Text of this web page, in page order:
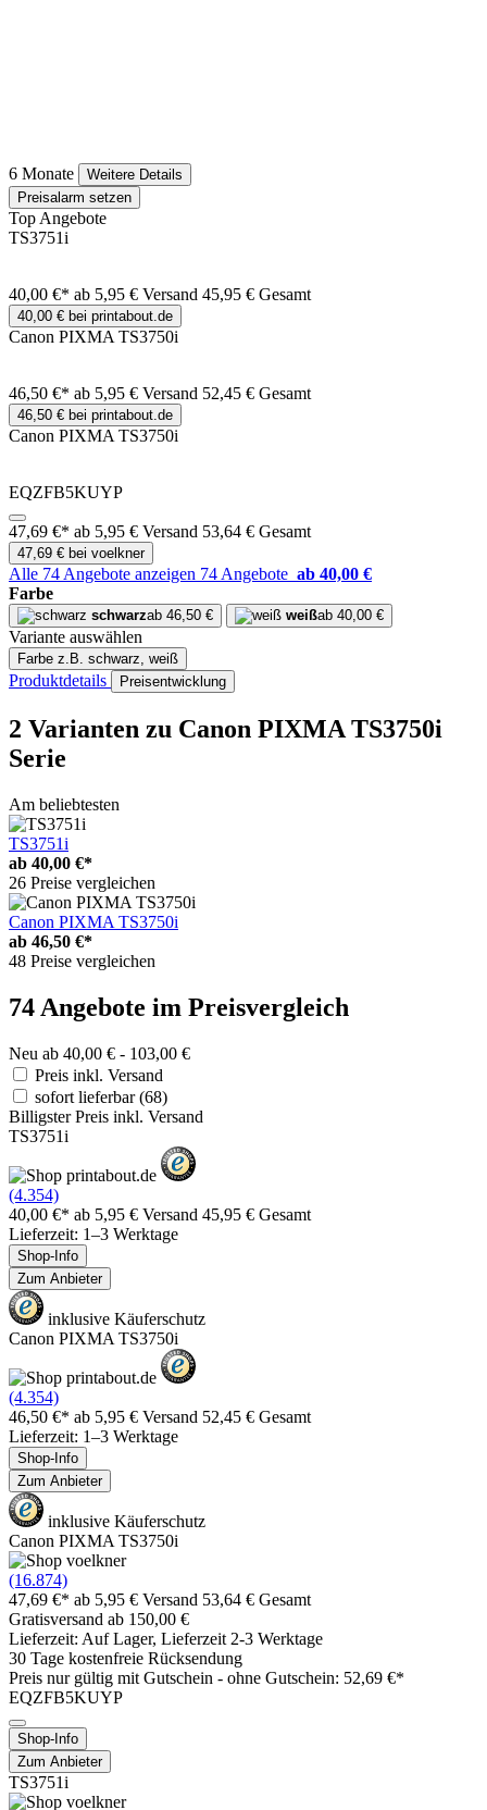
6 Monate
Weitere Details
Preisalarm setzen
Top Angebote
TS3751i
40,00 €* ab 5,95 € Versand 45,95 € Gesamt
40,00 € bei printabout.de
Canon PIXMA TS3750i
46,50 €* ab 5,95 € Versand 52,45 € Gesamt
46,50 € bei printabout.de
Canon PIXMA TS3750i
EQZFB5KUYP
47,69 €* ab 5,95 € Versand 53,64 € Gesamt
47,69 € bei voelkner
Alle 74 Angebote anzeigen 74 Angebote ab 40,00 €
Farbe
schwarzab 46,50 € weißab 40,00 €
Variante auswählen
Farbe z.B. schwarz, weiß
Produktdetails Preisentwicklung
2 Varianten zu Canon PIXMA TS3750i
Serie
Am beliebtesten
TS3751i
ab 40,00 €*
26 Preise vergleichen
Canon PIXMA TS3750i
ab 46,50 €*
48 Preise vergleichen
74 Angebote im Preisvergleich
Neu ab 40,00 € - 103,00 €
Preis inkl. Versand
sofort lieferbar(68)
Billigster Preis inkl. Versand
TS3751i
(4.354)
40,00 €* ab 5,95 € Versand 45,95 € Gesamt
Lieferzeit: 1–3 Werktage
Shop-Info
Zum Anbieter
inklusive Käuferschutz
Canon PIXMA TS3750i
(4.354)
46,50 €* ab 5,95 € Versand 52,45 € Gesamt
Lieferzeit: 1–3 Werktage
Shop-Info
Zum Anbieter
inklusive Käuferschutz
Canon PIXMA TS3750i
(16.874)
47,69 €* ab 5,95 € Versand 53,64 € Gesamt
Gratisversand ab 150,00 €
Lieferzeit: Auf Lager, Lieferzeit 2-3 Werktage
30 Tage kostenfreie Rücksendung
Preis nur gültig mit Gutschein - ohne Gutschein: 52,69 €*
EQZFB5KUYP
Shop-Info
Zum Anbieter
TS3751i